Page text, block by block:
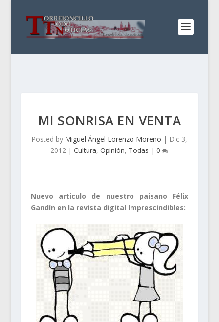
MI SONRISA EN VENTA
Posted by Miguel Ángel Lorenzo Moreno | Dic 3,
2012 |Cultura,Opinión, Todas |0
Nuevo articulo de nuestro paisano Félix
Gandín en la revista digital Imprescindibles: